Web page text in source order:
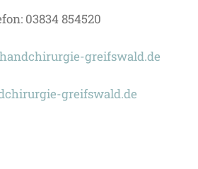
03834 854520
greifswald.de
greifswald.de